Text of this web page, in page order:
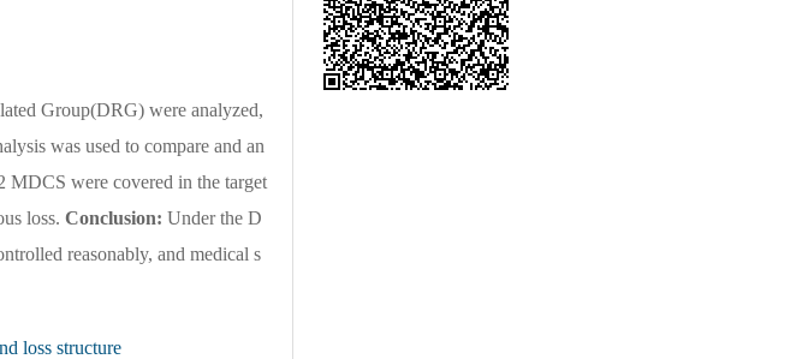
Group(DRG) were analyzed,
was used to compare and an
MDCS were covered in the target
loss. Conclusion: Under the D
reasonably, and medical s
loss structure